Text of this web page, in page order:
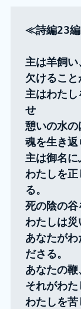
≪詩編23
主は羊飼い
欠けること
主はわたし
せ
憩いの水
魂を生き返
主は御名に
わたしを
る。
死の陰の谷
わたしは災
あなたがわ
ださる。
あなたの
それがわた
わたしを苦